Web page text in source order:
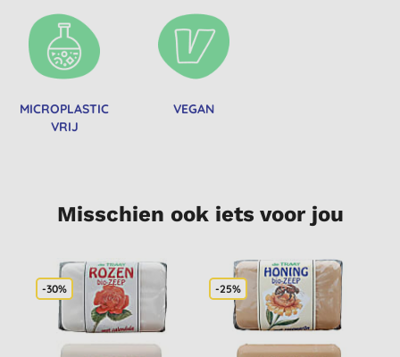
MICROPLASTIC
VRIJ
VEGAN
Misschien ook iets voor jou
-30% -25%